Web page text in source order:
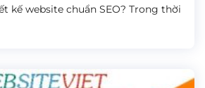
kế website chuẩn SEO? Trong thời